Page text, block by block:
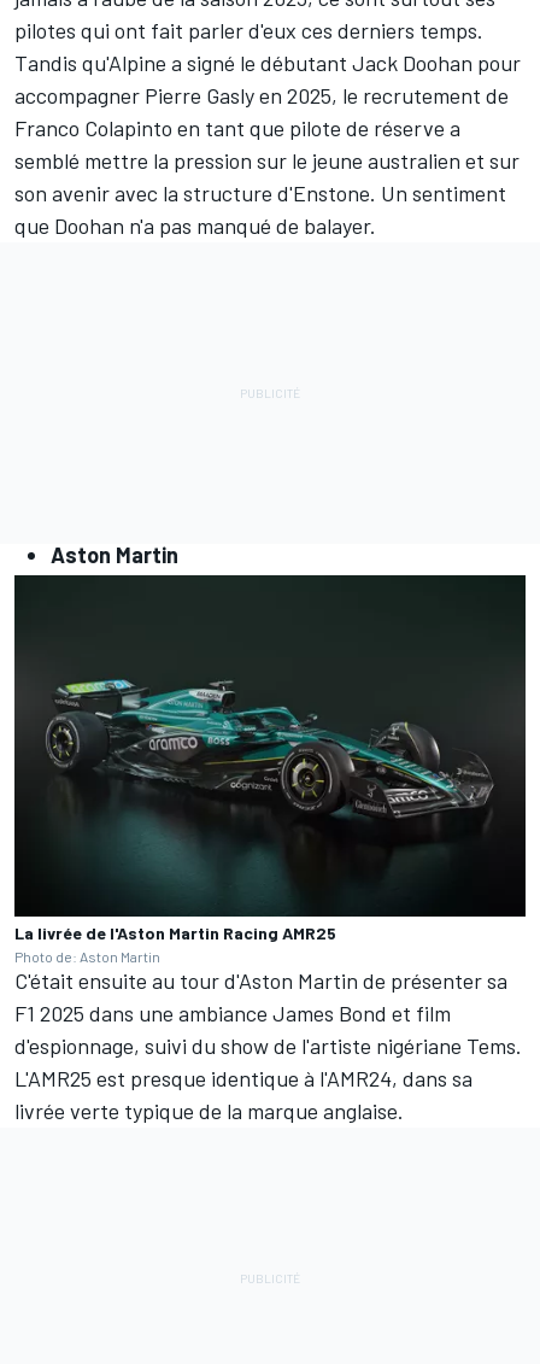
pilotes qui ont fait parler d'eux ces derniers temps.
Tandis qu'Alpine a signé le débutant Jack Doohan pour
accompagner Pierre Gasly en 2025, le recrutement de
Franco Colapinto en tant que pilote de réserve a
semblé mettre la pression sur le jeune australien et sur
son avenir avec la structure d'Enstone. Un sentiment
que Doohan n'a pas manqué de balayer.
Aston Martin
La livrée de l'Aston Martin Racing AMR25
Photo de: Aston Martin
C'était ensuite au tour d'Aston Martin de présenter sa
F1 2025 dans une ambiance James Bond et film
d'espionnage, suivi du show de l'artiste nigériane Tems.
L'AMR25 est presque identique à l'AMR24, dans sa
livrée verte typique de la marque anglaise.